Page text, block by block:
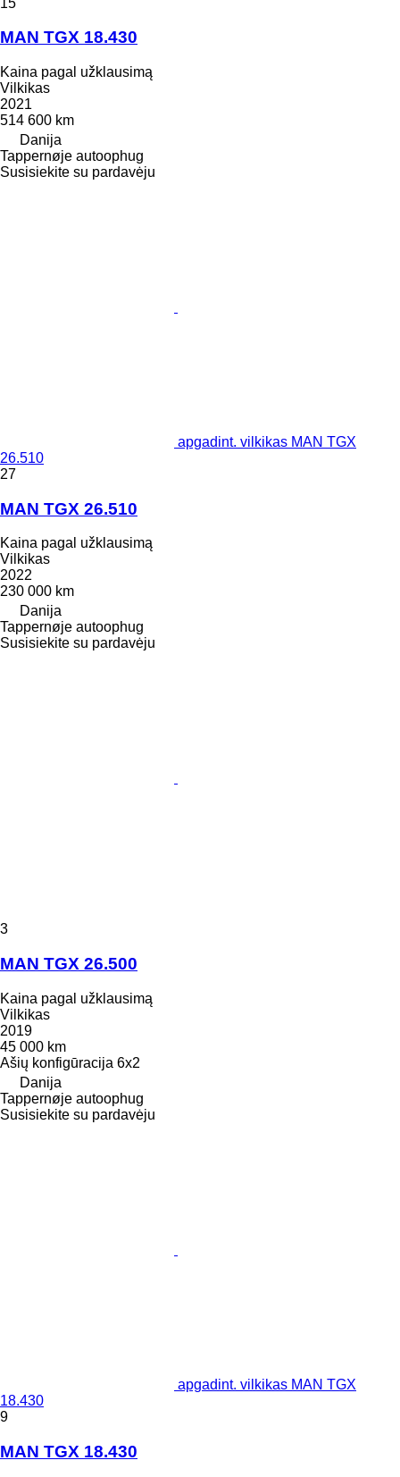
MAN TGX 18.430
Kaina pagal užklausimą
Vilkikas
2021
514 600 km
Danija
Tappernøje autoophug
Susisiekite su pardavėju
apgadint. vilkikas MAN TGX
26.510
27
MAN TGX 26.510
Kaina pagal užklausimą
Vilkikas
2022
230 000 km
Danija
Tappernøje autoophug
Susisiekite su pardavėju
3
MAN TGX 26.500
Kaina pagal užklausimą
Vilkikas
2019
45 000 km
Ašių konfigūracija 6x2
Danija
Tappernøje autoophug
Susisiekite su pardavėju
apgadint. vilkikas MAN TGX
18.430
9
MAN TGX 18.430